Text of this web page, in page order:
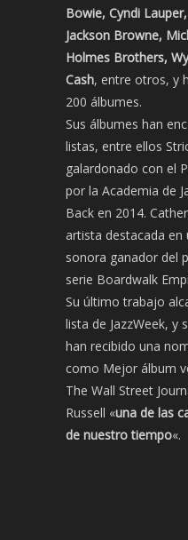
Bowie, Cyndi
Jackson Browne,
Holmes Brothers,
Cash, entre otros, y
200 álbumes.
Sus álbumes han
listas, entre ellos
galardonado con el
por la Academia de
Back en 2014.
artista destacada en
sonora ganador del
serie Boardwalk
Su último trabajo
lista de JazzWeek, y
han recibido una
como Mejor álbum
The Wall Street
Russell «una de las
de nuestro tiempo«.